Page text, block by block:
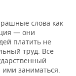
слова как
— они
платить не
труд. Все
заниматься.